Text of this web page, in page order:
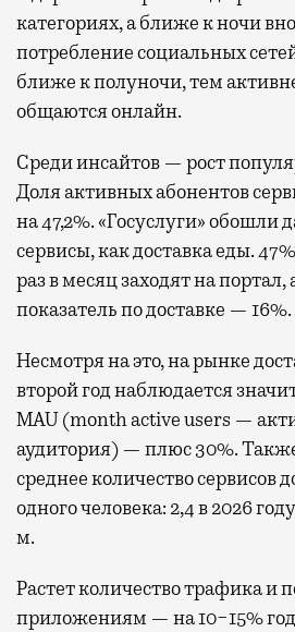
категориях, а ближе к ночи
потребление социальных
ближе к полуночи, тем
общаются онлайн.
Среди инсайтов — рост
Доля активных абонентов
на 47,2%. «Госуслуги» обошли
сервисы, как доставка еды.
раз в месяц заходят на
показатель по доставке — 16%.
Несмотря на это, на рынке
второй год наблюдается
MAU (month active users —
аудитория) — плюс 30%. Также
среднее количество сервисов
одного человека: 2,4 в 2026
м.
Растет количество трафика и
приложениям — на 10−15% год